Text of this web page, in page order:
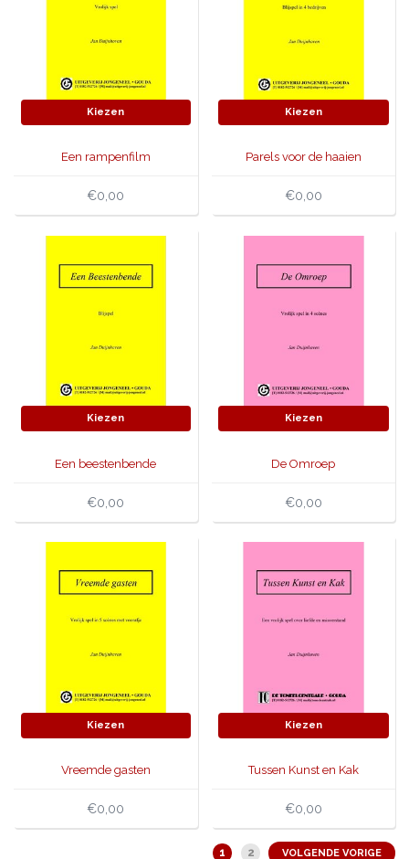
Kiezen
Een rampenfilm
€0,00
Kiezen
Parels voor de haaien
€0,00
Kiezen
Een beestenbende
€0,00
Kiezen
De Omroep
€0,00
Kiezen
Vreemde gasten
€0,00
Kiezen
Tussen Kunst en Kak
€0,00
1 2 VOLGENDE VORIGE